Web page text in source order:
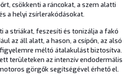
csökkenti a ráncokat, a szem alatti
a helyi zsírlerakódásokat.
a striákat, feszesíti és tonizálja a fakó
az áll alatt, a hason, a csípőn, az alsó
méltó átalakulást biztosítva.
területeken az intenzív endodermális
görgők segítségével érhető el.